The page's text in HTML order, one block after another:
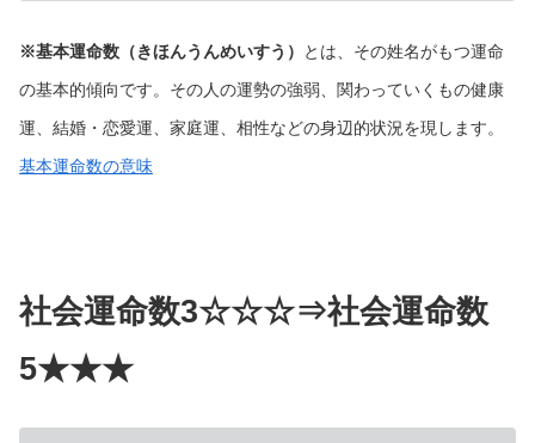
※基本運命数（きほんうんめいすう）
とは、その姓名がもつ運命
の基本的傾向です。その人の運勢の強弱、関わっていくもの健康
運、結婚・恋愛運、家庭運、相性などの身辺的状況を現します。
基本運命数の意味
社会運命数3☆☆☆⇒社会運命数
5★★★